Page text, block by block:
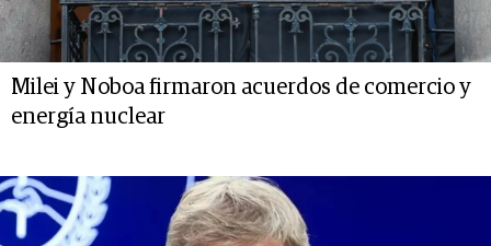
Milei y Noboa firmaron acuerdos de comercio y
energía nuclear